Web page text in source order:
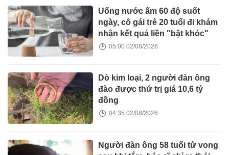
Uống nước ấm 60 độ suốt
ngày, cô gái trẻ 20 tuổi đi khám
nhận kết quả liền "bật khóc"
05:00 02/08/2026
Dò kim loại, 2 người đàn ông
đào được thứ trị giá 10,6 tỷ
đồng
04:35 02/08/2026
Người đàn ông 58 tuổi tử vong